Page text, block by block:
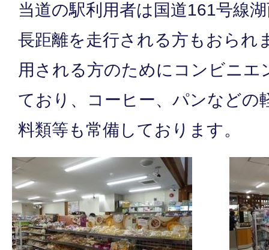
当道の駅利用者は国道161号線
長距離を走行される方もおられ
用される方のためにコンビニエ
ており、コーヒー、パンなどの
料類等も常備しております。